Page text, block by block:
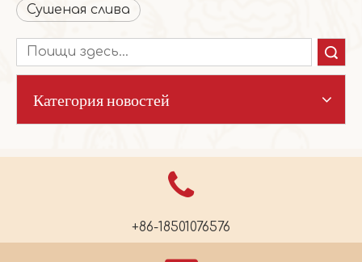
Сушеная слива
Категория новостей
+86-18501076576